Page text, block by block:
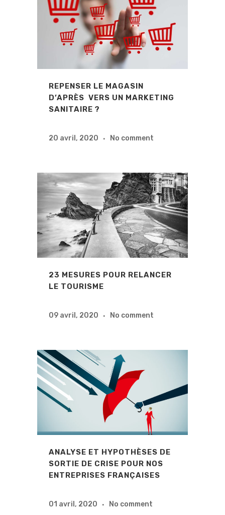
REPENSER LE MAGASIN
D’APRÈS VERS UN MARKETING
SANITAIRE ?
20 avril, 2020 No comment
23 MESURES POUR RELANCER
LE TOURISME
09 avril, 2020 No comment
ANALYSE ET HYPOTHÈSES DE
SORTIE DE CRISE POUR NOS
ENTREPRISES FRANÇAISES
01 avril, 2020 No comment